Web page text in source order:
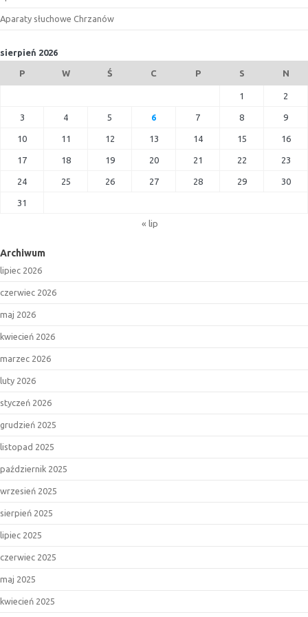
Aparaty słuchowe Chrzanów
sierpień 2026
P W Ś C P S N
1 2
3 4 5 6 7 8 9
10 11 12 13 14 15 16
17 18 19 20 21 22 23
24 25 26 27 28 29 30
31
« lip
Archiwum
lipiec 2026
czerwiec 2026
maj 2026
kwiecień 2026
marzec 2026
luty 2026
styczeń 2026
grudzień 2025
listopad 2025
październik 2025
wrzesień 2025
sierpień 2025
lipiec 2025
czerwiec 2025
maj 2025
kwiecień 2025